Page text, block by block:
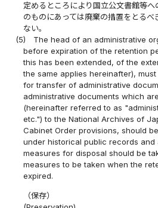
定めるところにより国立公文書館等
のものにあっては廃棄の措置をとるべ
ない。
(5)
The head of an administrative
before expiration of the retention
this has been extended, of the
the same applies hereinafter),
for transfer of administrative
administrative documents which
(hereinafter referred to as
etc.") to the National Archives of
Cabinet Order provisions, should
under historical public records and
measures for disposal should be
measures to be taken when the
expired.
（保存）